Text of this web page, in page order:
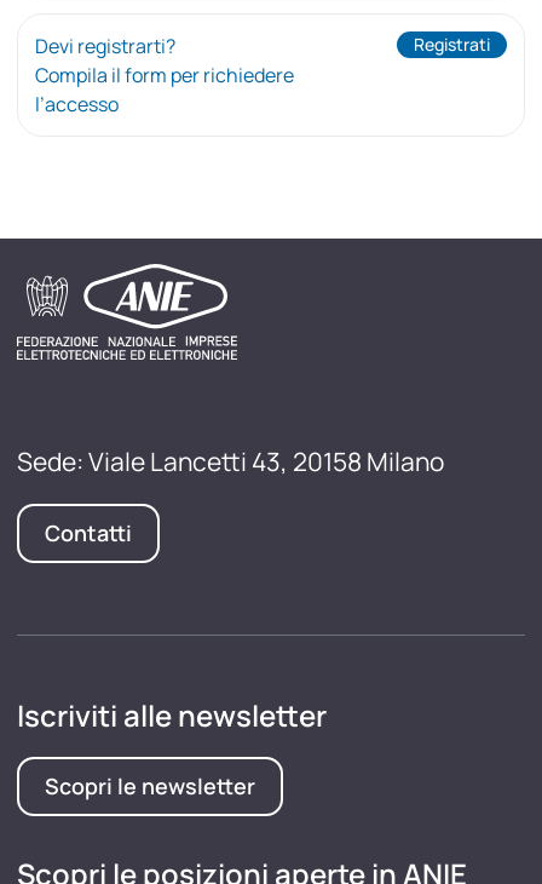
Devi registrarti?
Compila il form per richiedere
l’accesso
Registrati
Sede: Viale Lancetti 43, 20158 Milano
Contatti
Iscriviti alle newsletter
Scopri le newsletter
Scopri le posizioni aperte in ANIE